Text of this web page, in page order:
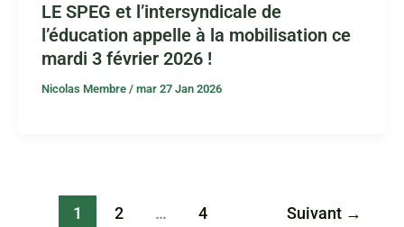
LE SPEG et l’intersyndicale de
l’éducation appelle à la mobilisation ce
mardi 3 février 2026 !
Nicolas Membre / mar 27 Jan 2026
1 2 … 4 Suivant →